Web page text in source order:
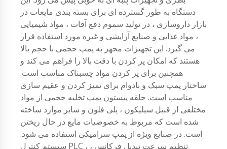
دستگاه به طور گسترده ای برای بسته بندی مایعات در
بازار داروسازی ، در تولید سموم دفع آفات ، مواد شیمیایی
، مواد غذایی و صنایع آرایشی و غیره مورد استفاده قرار
می گیرد. این تجهیزات مجهز به پمپ حجمی با حجم بالا
هستند که امکان پر کردن با دقت بالا را فراهم می کند و
همچنین برای پر کردن مواد چسبناک مناسب است.
ساختار پمپ سبک و بادوام برای تمیز کردن و عقیم سازی
مناسب است. حلقه پیستون پمپ تخلیه حجمی از مواد
مختلفی از قبیل سیلیکون ، پلی فلون و سایر موارد ساخته
شده است که مربوط به خصوصیات مایع در حال ریختن
است. در صنایع ویژه از پمپ سرامیکی استفاده می شود.
سیستم کنترل PLC ، تنظیم سرعت تبدیل فرکانس ،